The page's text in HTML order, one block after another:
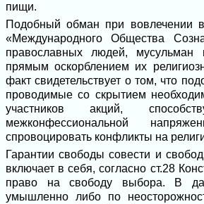
пищи.
Подобный обман при вовлечении в
«Международного Общества
православных людей, мусульман
прямым оскорблением их
факт свидетельствует о том, что
проводимые со скрытием
участников акций,
межконфессиональной
спровоцировать конфликты на
Гарантии свободы совести и
включает в себя, согласно ст.28
право на свободу выбора. В
умышленно либо по